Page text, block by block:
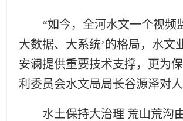
“如今，全河水文一个视频
大数据、大系统’的格局，水文
安澜提供重要技术支撑，更为
利委员会水文局局长谷源泽对
水土保持大治理 荒山荒沟